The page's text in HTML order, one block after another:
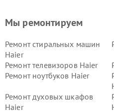
Мы ремонтируем
Ремонт стиральных машин
Haier
Ремонт телевизоров Haier
Ремонт ноутбуков Haier
Ремонт духовых шкафов
Haier